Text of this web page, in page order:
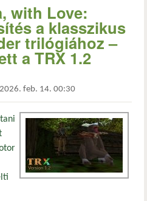
with Love:
a klasszikus
trilógiához –
a TRX 1.2
2026. feb. 14. 00:30